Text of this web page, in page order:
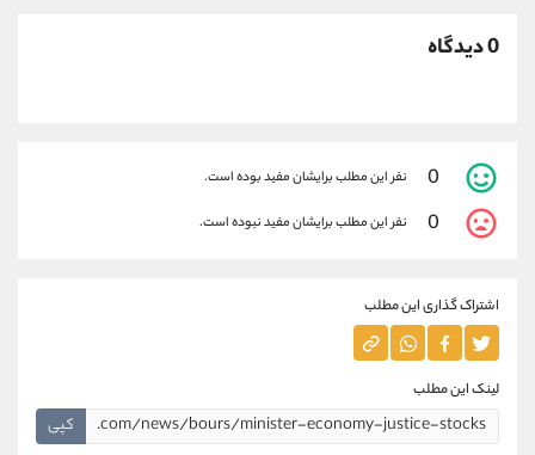
0 دیدگاه
0 نفر این مطلب برایشان مفید بوده است.
0 نفر این مطلب برایشان مفید نبوده است.
اشتراک گذاری این مطلب
لینک این مطلب
کپی